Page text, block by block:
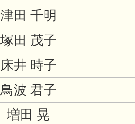
津田 千明
塚田 茂子
床井 時子
鳥波 君子
増田 晃